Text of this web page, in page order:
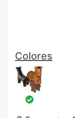
Colores